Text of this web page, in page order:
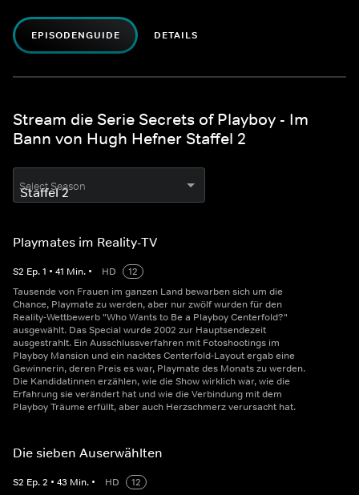
EPISODENGUIDE DETAILS
Stream die Serie Secrets of Playboy - Im
Bann von Hugh Hefner Staffel 2
Select Season
Playmates im Reality-TV
S2 Ep.1 • 41 Min. • HD
12
Tausende von Frauen im ganzen Land bewarben sich um die
Chance, Playmate zu werden, aber nur zwölf wurden für den
Reality-Wettbewerb "Who Wants to Be a Playboy Centerfold?"
ausgewählt. Das Special wurde 2002 zur Hauptsendezeit
ausgestrahlt. Ein Ausschlussverfahren mit Fotoshootings im
Playboy Mansion und ein nacktes Centerfold-Layout ergab eine
Gewinnerin, deren Preis es war, Playmate des Monats zu werden.
Die Kandidatinnen erzählen, wie die Show wirklich war, wie die
Erfahrung sie verändert hat und wie die Verbindung mit dem
Playboy Träume erfüllt, aber auch Herzschmerz verursacht hat.
Die sieben Auserwählten
S2 Ep.2 • 43 Min. • HD
12